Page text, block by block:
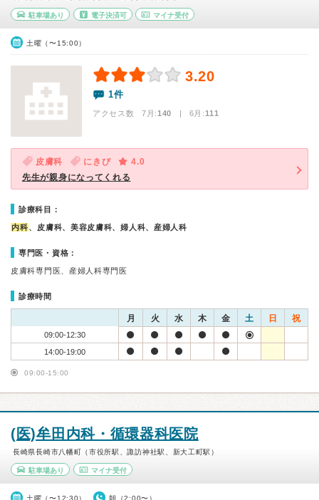
駐車場あり 電子決済可 マイナ受付
土曜（〜15:00）
3.20
1件
アクセス数 7月:140 | 6月:111
皮膚科 にきび
4.0
先生が親身になってくれる
診療科目：
内科、皮膚科、美容皮膚科、婦人科、産婦人科
専門医・資格：
皮膚科専門医、産婦人科専門医
診療時間
月 火 水 木 金 土 日 祝
09:00-12:30
14:00-19:00
09:00-15:00
(医)牟田内科・循環器科医院
長崎県長崎市八幡町（市役所駅、諏訪神社駅、新大工町駅）
駐車場あり マイナ受付
土曜（〜12:30） 朝（2:00〜）